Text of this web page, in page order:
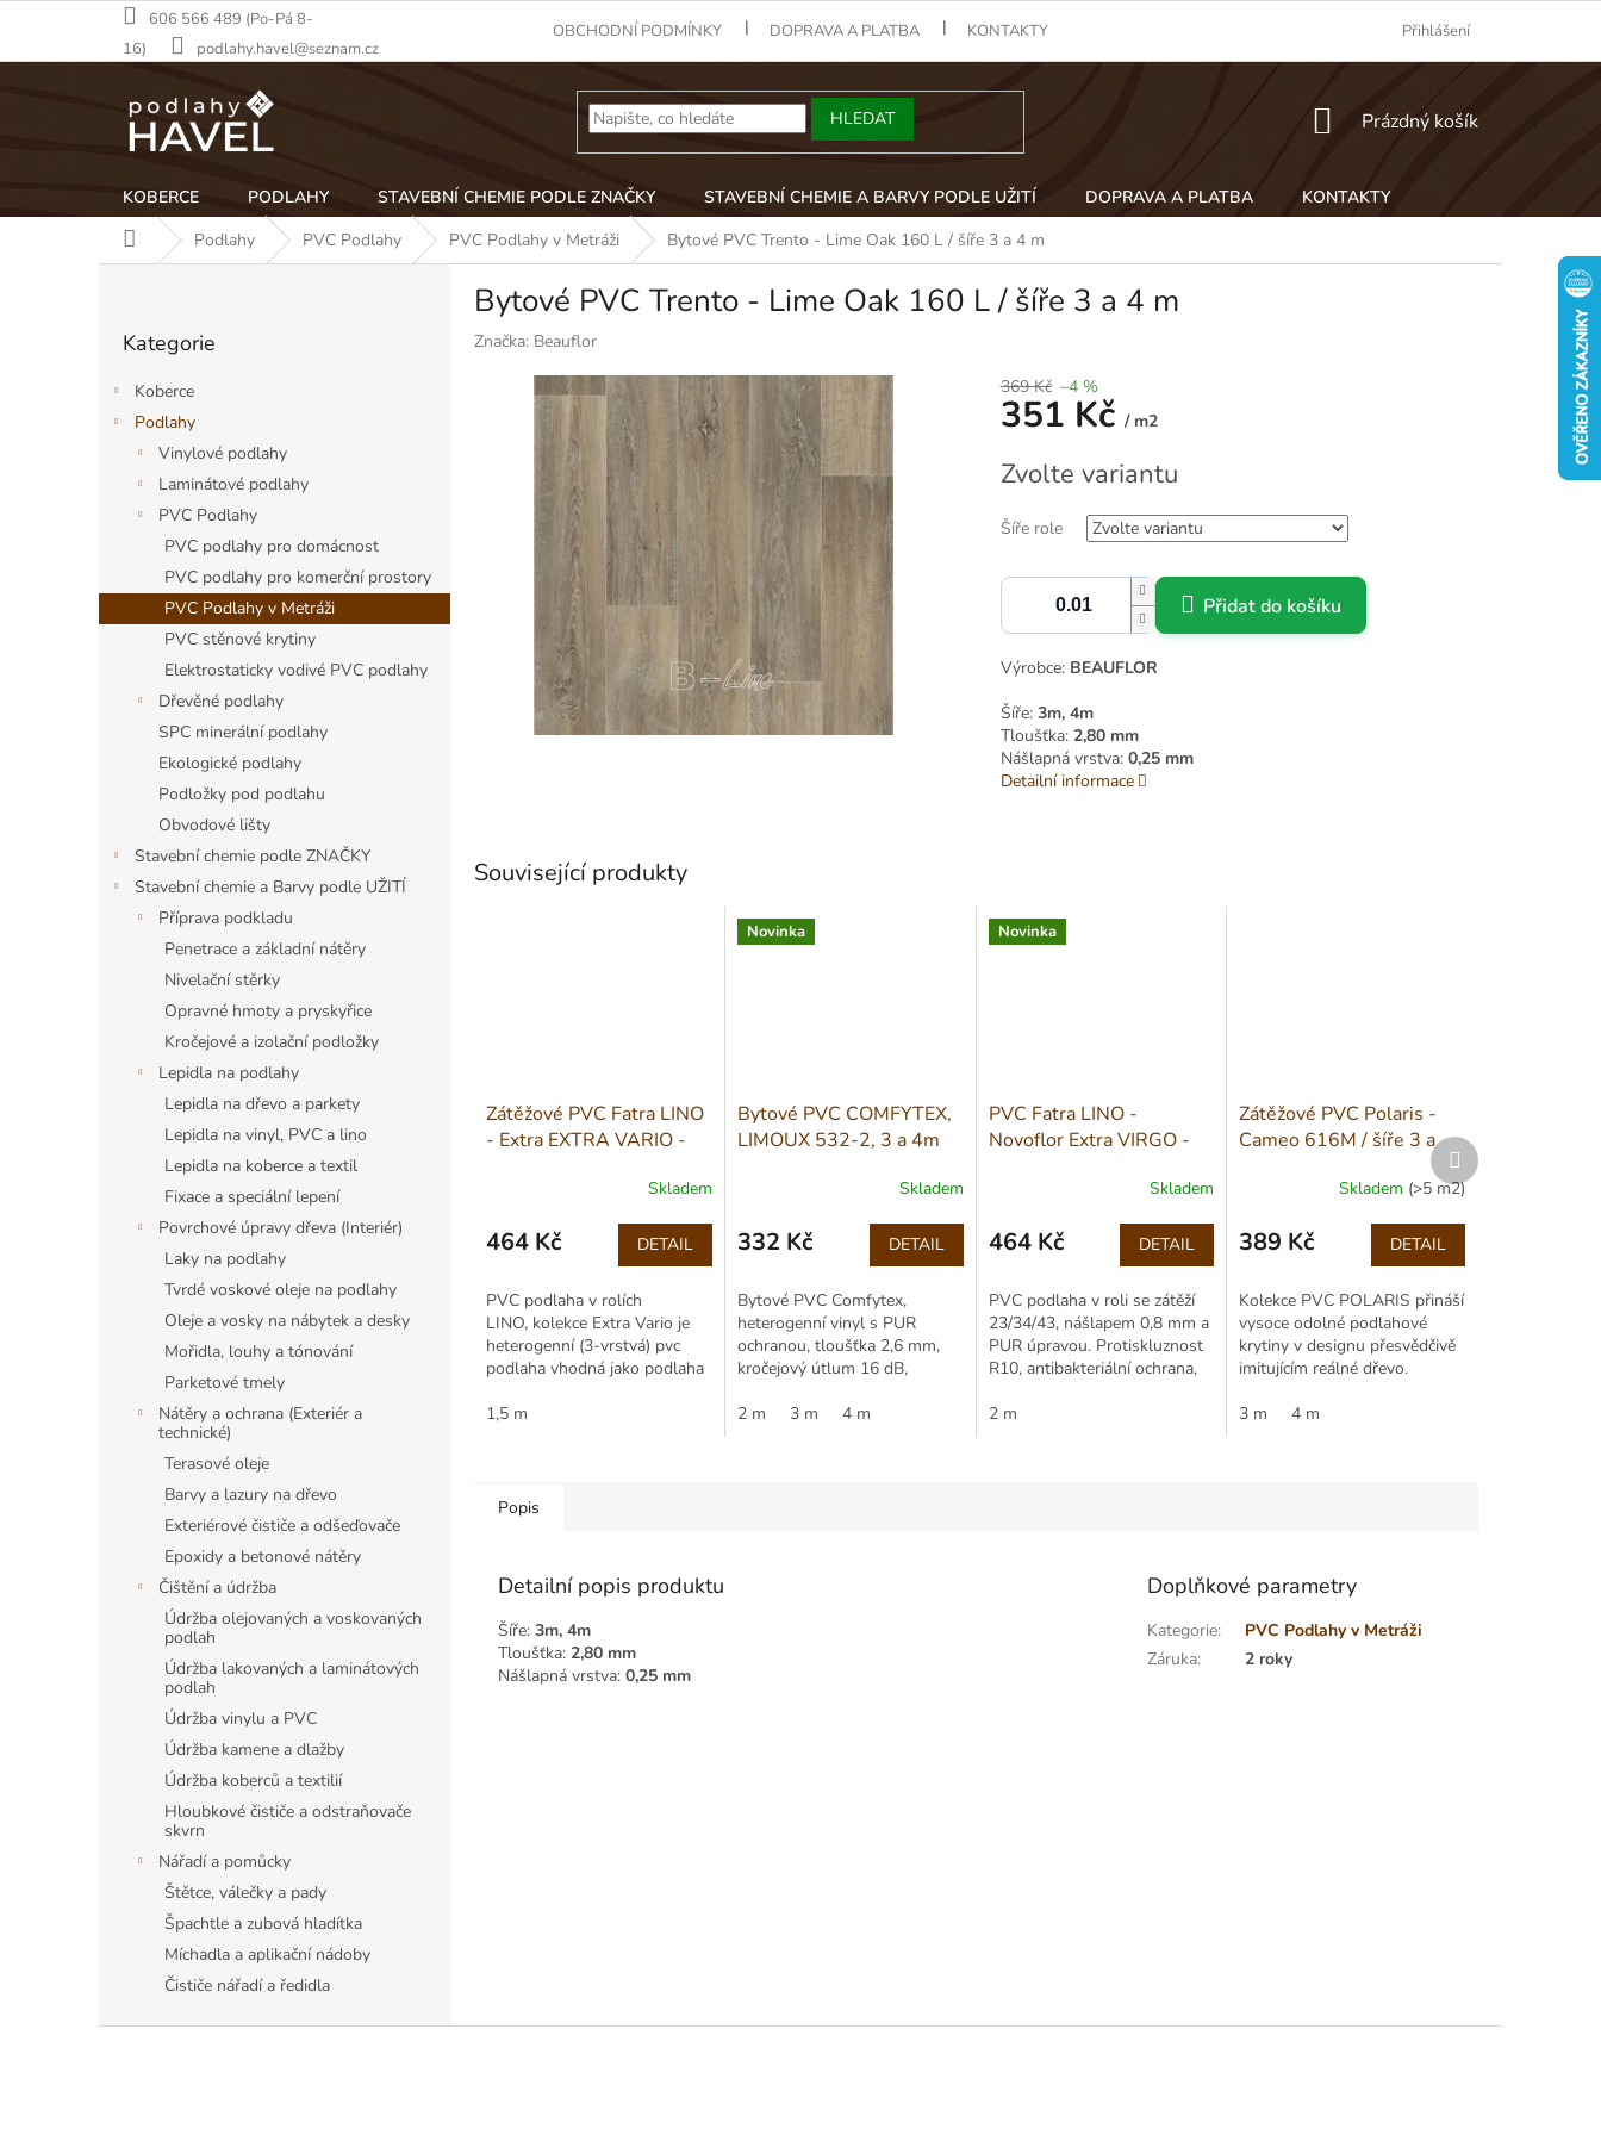
obsah
606 566 489 (Po-Pá 8-
16)
podlahy.havel@seznam.cz
OBCHODNÍ PODMÍNKY DOPRAVA A PLATBA KONTAKTY Přihlášení
HLEDAT
NÁKUPNÍ
Prázdný košík
KOBERCE PODLAHY STAVEBNÍ CHEMIE PODLE ZNAČKY STAVEBNÍ CHEMIE A BARVY PODLE UŽITÍ DOPRAVA A PLATBA
KONTAKTY
Domů Podlahy PVC Podlahy PVC Podlahy v Metráži Bytové PVC Trento - Lime Oak 160 L / šíře 3 a 4 m
e
l
kategorie
Kategorie
Koberce
Podlahy
Vinylové podlahy
Laminátové podlahy
PVC Podlahy
PVC podlahy pro domácnost
PVC podlahy pro komerční prostory
PVC Podlahy v Metráži
PVC stěnové krytiny
Elektrostaticky vodivé PVC podlahy
Dřevěné podlahy
SPC minerální podlahy
Ekologické podlahy
Podložky pod podlahu
Obvodové lišty
Stavební chemie podle ZNAČKY
Stavební chemie a Barvy podle UŽITÍ
Příprava podkladu
Penetrace a základní nátěry
Nivelační stěrky
Opravné hmoty a pryskyřice
Kročejové a izolační podložky
Lepidla na podlahy
Lepidla na dřevo a parkety
Lepidla na vinyl, PVC a lino
Lepidla na koberce a textil
Fixace a speciální lepení
Povrchové úpravy dřeva (Interiér)
Laky na podlahy
Tvrdé voskové oleje na podlahy
Oleje a vosky na nábytek a desky
Mořidla, louhy a tónování
Parketové tmely
Nátěry a ochrana (Exteriér a
technické)
Terasové oleje
Barvy a lazury na dřevo
Exteriérové čističe a odšeďovače
Epoxidy a betonové nátěry
Čištění a údržba
Údržba olejovaných a voskovaných
podlah
Údržba lakovaných a laminátových
podlah
Údržba vinylu a PVC
Údržba kamene a dlažby
Údržba koberců a textilií
Hloubkové čističe a odstraňovače
skvrn
Nářadí a pomůcky
Štětce, válečky a pady
Špachtle a zubová hladítka
Míchadla a aplikační nádoby
Čističe nářadí a ředidla
Bytové PVC Trento - Lime Oak 160 L / šíře 3 a 4 m
Značka: Beauflor
369 Kč –4 %
351 Kč / m2
cena:
Zvolte variantu
Šíře role
Přidat do košíku
Výrobce: BEAUFLOR
Šíře: 3m, 4m
Tloušťka: 2,80 mm
Nášlapná vrstva:0,25 mm
Detailní informace
Související produkty
Zátěžové PVC Fatra LINO
- Extra EXTRA VARIO -
Skladem
464 Kč DETAIL
PVC podlaha v rolích
LINO, kolekce Extra Vario je
heterogenní (3-vrstvá) pvc
podlaha vhodná jako podlaha
restaurace, kanceláře a
1,5 m
Novinka
Bytové PVC COMFYTEX,
LIMOUX 532-2, 3 a 4m
Skladem
332 Kč DETAIL
Bytové PVC Comfytex,
heterogenní vinyl s PUR
ochranou, tloušťka 2,6 mm,
kročejový útlum 16 dB,
2–4 m.
2 m 3 m 4 m
Novinka
PVC Fatra LINO -
Novoflor Extra VIRGO -
Skladem
464 Kč DETAIL
PVC podlaha v roli se zátěží
23/34/43, nášlapem 0,8 mm a
PUR úpravou. Protiskluznost
R10, antibakteriální ochrana,
veřejné prostory.
2 m
Zátěžové PVC Polaris -
Cameo 616M / šíře 3 a
Skladem (>5 m2)
389 Kč DETAIL
Kolekce PVC POLARIS přináší
vysoce odolné podlahové
krytiny v designu přesvědčivě
imitujícím reálné dřevo.
na omak znatelná...
3 m 4 m
Další
produkt
Popis
Detailní popis produktu
Šíře: 3m, 4m
Tloušťka: 2,80 mm
Nášlapná vrstva: 0,25 mm
Doplňkové parametry
Kategorie:
PVC Podlahy v Metráži
Záruka: 2 roky